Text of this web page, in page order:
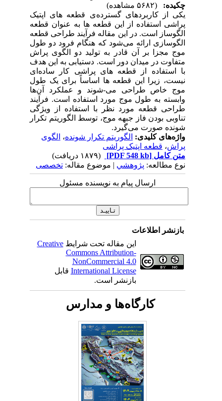
چکیده:
یکی از کاربردهای گسترده‌ی قطعه های اپتیک
پراشی استفاده از این قطعه ها به عنوان قطعه
الگوساز است. در این مقاله فرآیند طراحی قطعه
الگوسازی ارائه می‌شود که هنگام فرود دو طول
موج مجزا بر آن قادر به تولید دو الگوی پراش
متفاوت در میدان دور است. دستیابی به این هدف
با استفاده از قطعه های پراشی کار ساده‌ای
نیست، زیرا این قطعه ها اساساً برای یک طول
موج خاص طراحی می-شوند و عملکرد آن‌‌ها
وابسته به طول موج مورد استفاده است. فرآیند
طراحی قطعه مورد نظر با استفاده از ویژگی
تناوبی بودن فاز جبهه‌ موج، توسط الگوریتم‌ تکرار
شونده صورت می‌گیرد.
واژه‌های کلیدی:الگوریتم تکرار شونده،الگوی
پراش،قطعه اپتیک پراشی
متن کامل[PDF 548 kb]
نوع مطالعه:پژوهشي| موضوع مقاله:تخصصی
ارسال پیام به نویسنده مسئول
بازنشر اطلاعات
این مقاله تحت شرایطCreative
Commons Attribution-
NonCommercial 4.0
International Licenseقابل
بازنشر است.
کارگاه‌ها و مدارس